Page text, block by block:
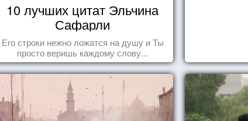
10 лучших цитат Эльчина
Сафарли
Его строки нежно ложатся на душу и Ты
просто веришь каждому слову...